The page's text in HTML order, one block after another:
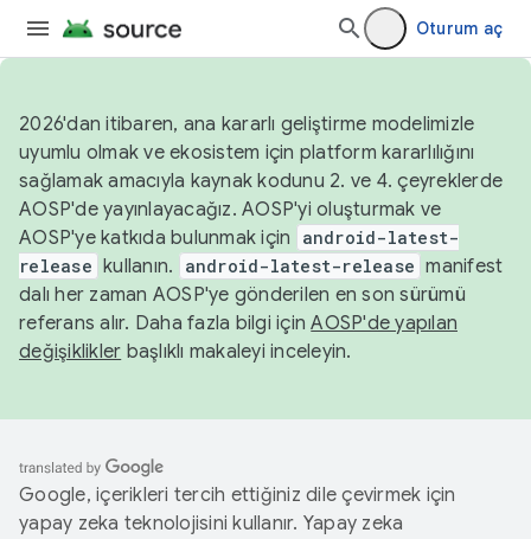
Oturum aç
2026'dan itibaren, ana kararlı geliştirme modelimizle
uyumlu olmak ve ekosistem için platform kararlılığını
sağlamak amacıyla kaynak kodunu 2. ve 4. çeyreklerde
AOSP'de yayınlayacağız. AOSP'yi oluşturmak ve
AOSP'ye katkıda bulunmak için
android-latest-
release kullanın. android-latest-release manifest
dalı her zaman AOSP'ye gönderilen en son sürümü
referans alır. Daha fazla bilgi içinAOSP'de yapılan
değişiklikler başlıklı makaleyi inceleyin.
Google, içerikleri tercih ettiğiniz dile çevirmek için
yapay zeka teknolojisini kullanır. Yapay zeka